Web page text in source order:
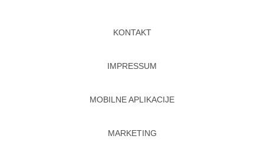
KONTAKT
IMPRESSUM
MOBILNE APLIKACIJE
MARKETING